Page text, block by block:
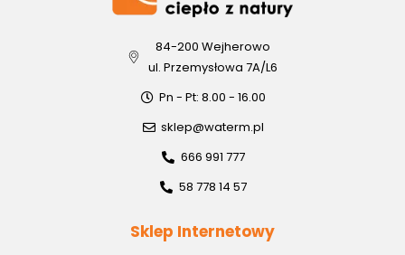
84-200 Wejherowo
ul. Przemysłowa 7A/L6
Pn - Pt: 8.00 - 16.00
sklep@waterm.pl
666 991 777
58 778 14 57
Sklep Internetowy